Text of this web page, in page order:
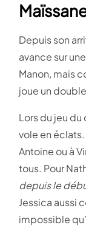
Depuis son
avance sur
Manon, mais
joue un
Lors du jeu
vole en
Antoine ou à
tous. Pour
depuis le
Jessica aussi
impossible